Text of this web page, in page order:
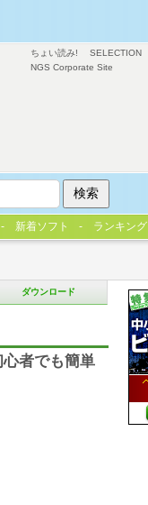
ダウンロード
者でも簡単
ちょい読み! SELECTION
NGS Corporate Site
新着ソフト ランキング